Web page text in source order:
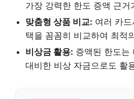
가장 강력한 한도 증액 근거
맞춤형 상품 비교: 여러 카
택을 꼼꼼히 비교하여 최적
비상금 활용: 증액된 한도는
대비한 비상 자금으로도 활